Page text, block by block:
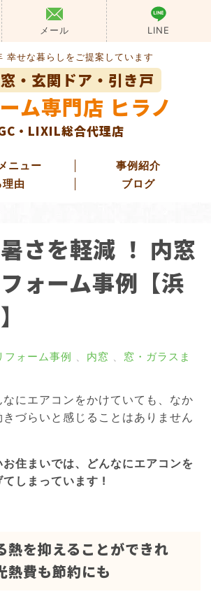
幸せな暮らしをご提案しています
・玄関ドア・引き戸
ム専門店 ヒラノ
・LIXIL総合代理店
ニュー
事例紹介
由
ブログ
ォーム
ォーム
ー
バー
さを軽減 ！ 内窓
ォーム事例【浜
フォーム事例 、 内窓 、 窓・ガラスま
にエアコンをかけていても、なか
づらいと感じることはありません
お住まいでは、どんなにエアコンを
しまっています !
熱を抑えることができれ
熱費も節約にも
メール LINE